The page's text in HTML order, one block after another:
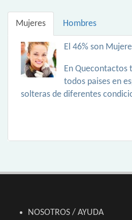
Mujeres Hombres
El 46% son
En Quecontactos
todos paises en
solteras de diferentes
NOSOTROS / AYUDA